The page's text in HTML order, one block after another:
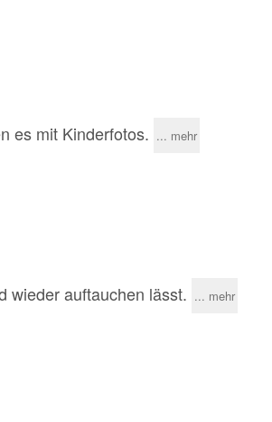
es mit Kinderfotos. ... mehr
wieder auftauchen lässt. ... mehr